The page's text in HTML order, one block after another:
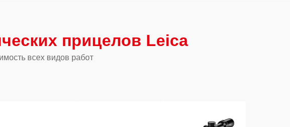
прицелов Leica
всех видов работ